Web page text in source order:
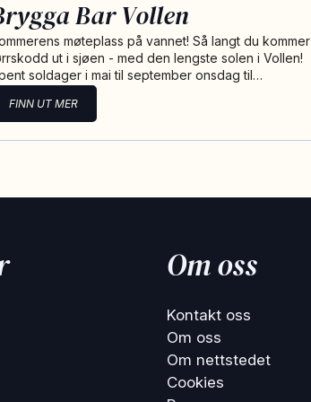
Bar Vollen
møteplass på vannet! Så langt du kommer
ut i sjøen - med den lengste solen i Vollen!
soldager i mai til september onsdag til…
FINN UT MER
Om oss
Kontakt oss
Om oss
Om nettstedet
Cookies